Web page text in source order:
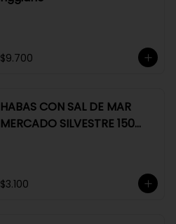
$9.700
HABAS CON SAL DE MAR
MERCADO SILVESTRE 150
$3.100